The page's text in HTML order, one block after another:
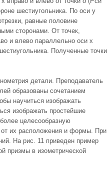
шестиугольника. По оси у
равные половине
сторонами. От точек,
и влево параллельно оси х
Полученные точки
детали. Преподаватель
образованы сочетанием
научиться изображать
изображать простейшие
целесообразную
от их расположения и формы. При
На рис. 11 приведен пример
призмы в изометрической